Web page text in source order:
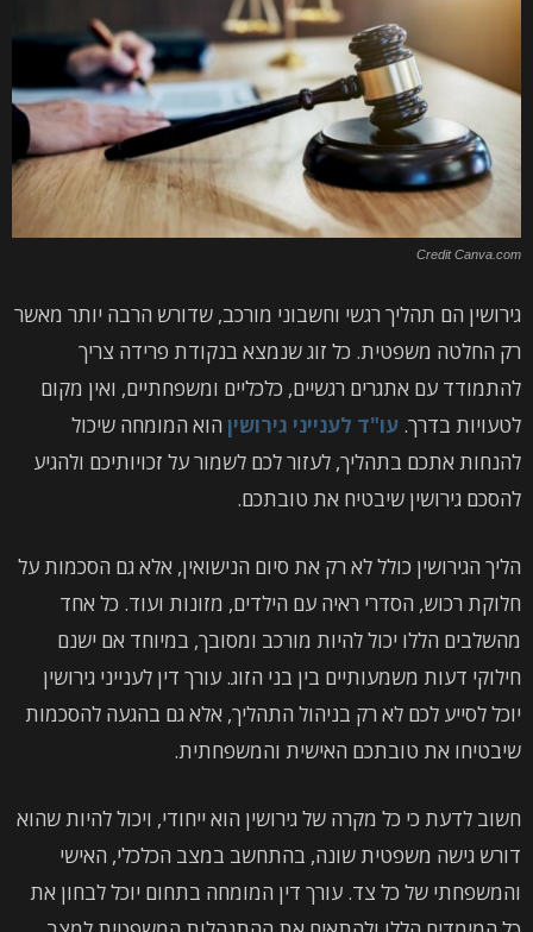
Credit Canva.com
גירושין הם תהליך רגשי וחשבוני מורכב, שדורש הרבה יותר מאשר
רק החלטה משפטית. כל זוג שנמצא בנקודת פרידה צריך
להתמודד עם אתגרים רגשיים, כלכליים ומשפחתיים, ואין מקום
לטעויות בדרך. עו"ד לענייני גירושין הוא המומחה שיכול
להנחות אתכם בתהליך, לעזור לכם לשמור על זכויותיכם ולהגיע
להסכם גירושין שיבטיח את טובתכם.
הליך הגירושין כולל לא רק את סיום הנישואין, אלא גם הסכמות על
חלוקת רכוש, הסדרי ראיה עם הילדים, מזונות ועוד. כל אחד
מהשלבים הללו יכול להיות מורכב ומסובך, במיוחד אם ישנם
חילוקי דעות משמעותיים בין בני הזוג. עורך דין לענייני גירושין
יוכל לסייע לכם לא רק בניהול התהליך, אלא גם בהגעה להסכמות
שיבטיחו את טובתכם האישית והמשפחתית.
חשוב לדעת כי כל מקרה של גירושין הוא ייחודי, ויכול להיות שהוא
דורש גישה משפטית שונה, בהתחשב במצב הכלכלי, האישי
והמשפחתי של כל צד. עורך דין המומחה בתחום יוכל לבחון את